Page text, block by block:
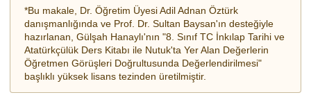
*Bu makale, Dr. Öğretim Üyesi Adil Adnan Öztürk
danışmanlığında ve Prof. Dr. Sultan Baysan'ın desteğiyle
hazırlanan, Gülşah Hanaylı'nın "8. Sınıf TC İnkılap Tarihi ve
Atatürkçülük Ders Kitabı ile Nutuk'ta Yer Alan Değerlerin
Öğretmen Görüşleri Doğrultusunda Değerlendirilmesi"
başlıklı yüksek lisans tezinden üretilmiştir.